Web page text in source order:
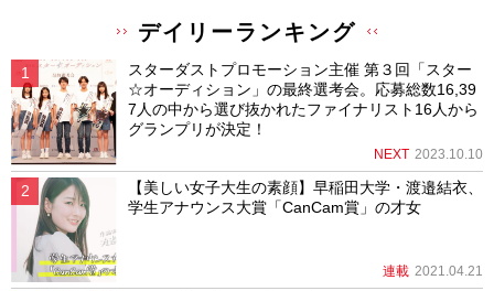
デイリーランキング
スターダストプロモーション主催 第３回「スター
☆オーディション」の最終選考会。応募総数16,39
7人の中から選び抜かれたファイナリスト16人から
グランプリが決定！
NEXT 2023.10.10
【美しい女子大生の素顔】早稲田大学・渡邉結衣、
学生アナウンス大賞「CanCam賞」の才女
連載 2021.04.21